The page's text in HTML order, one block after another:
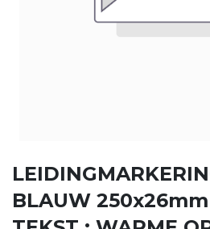
BLAUW 250x26mm